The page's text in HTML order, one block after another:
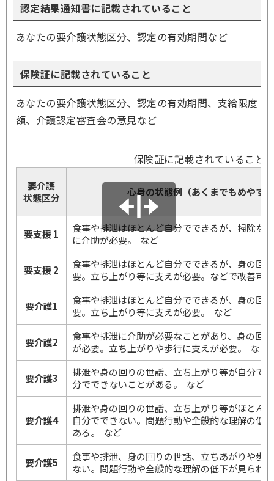
認定結果通知書に記載されていること
あなたの要介護状態区分、認定の有効期間など
保険証に記載されていること
あなたの要介護状態区分、認定の有効期間、支給限度
額、介護認定審査会の意見など
保険証に記載されていること
要介護
状態区分
心身の状態例（あくまでもめやす
要支援 1
食事や排泄はほとんど自分でできるが、掃除な
に介助が必要。 など
要支援 2
食事や排泄はほとんど自分でできるが、身の回
要。立ち上がり等に支えが必要。などで改善可
要介護1
食事や排泄はほとんど自分でできるが、身の回
要。立ち上がり等に支えが必要。 など
要介護2
食事や排泄に介助が必要なことがあり、身の回
が必要。立ち上がりや歩行に支えが必要。 など
要介護3
排泄や身の回りの世話、立ち上がり等が自分で
分でできないことがある。 など
要介護4
排泄や身の回りの世話、立ち上がり等がほとん
自分でできない。問題行動や全般的な理解の低
ある。 など
要介護5
食事や排泄、身の回りの世話、立ちあがりや歩
ない。問題行動や全般的な理解の低下が見られ